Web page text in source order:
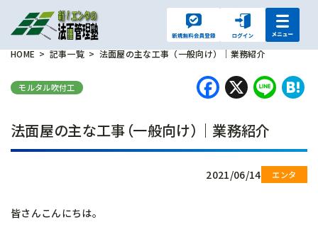
HOME 記事一覧 法面屋の主な工事（一般向け）｜業務紹介
モルタル吹付工 X
法面屋の主な工事（一般向け）｜業務紹介
2021/06/14
皆さんこんにちは。